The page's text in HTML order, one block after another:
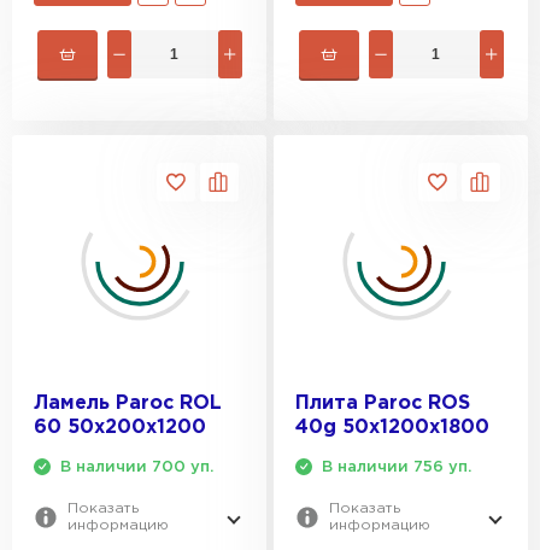
Ламель Paroc ROL
60 50х200х1200
В наличии 700 уп.
Показать
информацию
Плита Paroc ROS
40g 50х1200х1800
В наличии 756 уп.
Показать
информацию